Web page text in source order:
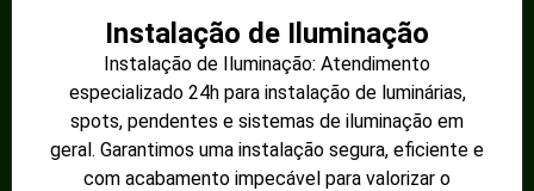
Instalação de Iluminação
Instalação de Iluminação: Atendimento
especializado 24h para instalação de luminárias,
spots, pendentes e sistemas de iluminação em
geral. Garantimos uma instalação segura, eficiente e
com acabamento impecável para valorizar o